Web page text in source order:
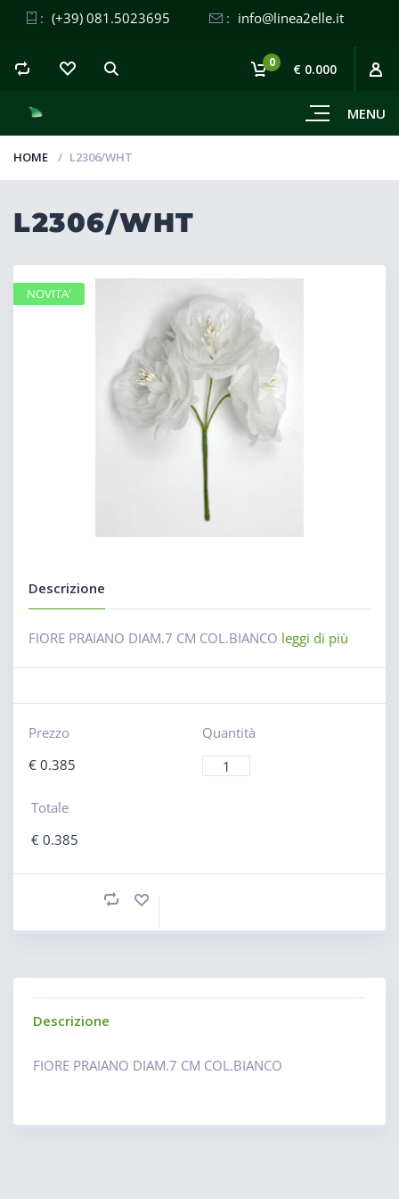
: (+39) 081.5023695 : info@linea2elle.it
MENU
0 € 0.000
HOME L2306/WHT
L2306/WHT
Descrizione
FIORE PRAIANO DIAM.7 CM COL.BIANCO leggi di più
Prezzo
€0.385
Quantità
Totale
€0.385
NOVITA'
Descrizione
FIORE PRAIANO DIAM.7 CM COL.BIANCO